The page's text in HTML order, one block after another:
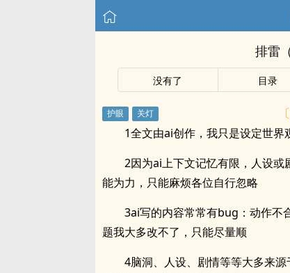
排雷
没有了 目录
1全文由ai创作，我只是设定世
2因为ai上下文记忆有限，人设
能为力，只能麻烦各位自行忽略
3ai写的内容常常有bug：动作不
题我大多改不了，只能尽量顺
4脑洞、人设、剧情等等大多来